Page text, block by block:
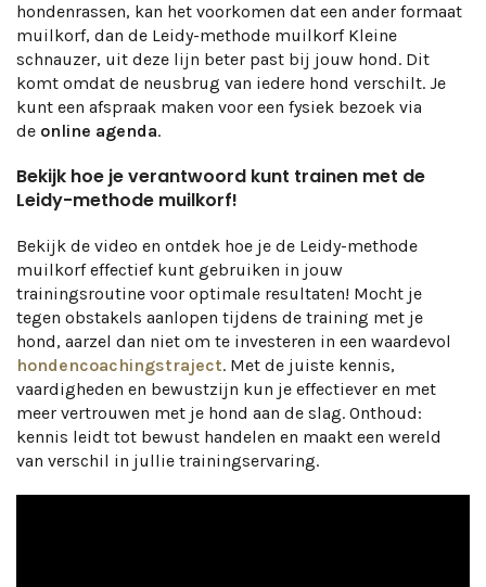
hondenrassen, kan het voorkomen dat een ander formaat
muilkorf, dan de Leidy-methode muilkorf Kleine
schnauzer, uit deze lijn beter past bij jouw hond. Dit
komt omdat de neusbrug van iedere hond verschilt. Je
kunt een afspraak maken voor een fysiek bezoek via
de online agenda.
Bekijk hoe je verantwoord kunt trainen met de
Leidy-methode muilkorf!
Bekijk de video en ontdek hoe je de Leidy-methode
muilkorf effectief kunt gebruiken in jouw
trainingsroutine voor optimale resultaten! Mocht je
tegen obstakels aanlopen tijdens de training met je
hond, aarzel dan niet om te investeren in een waardevol
hondencoachingstraject. Met de juiste kennis,
vaardigheden en bewustzijn kun je effectiever en met
meer vertrouwen met je hond aan de slag. Onthoud:
kennis leidt tot bewust handelen en maakt een wereld
van verschil in jullie trainingservaring.